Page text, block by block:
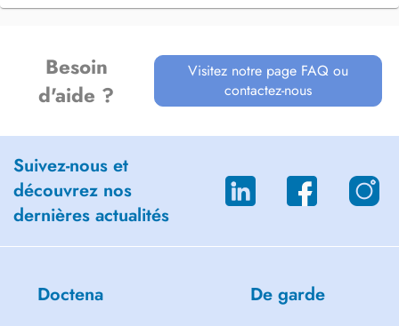
Besoin
d'aide ?
Visitez notre page FAQ ou
contactez-nous
Suivez-nous et
découvrez nos
dernières actualités
Doctena De garde